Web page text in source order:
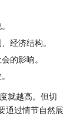
经济结构。
的影响。
就越高。但切
通过情节自然展